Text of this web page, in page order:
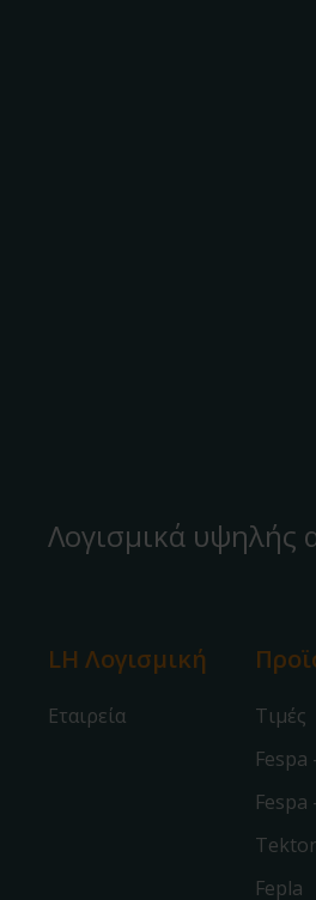
Λογισμικά υψηλής
LH Λογισμική
Εταιρεία
Τιμές
Fespa
Fespa
Fepla